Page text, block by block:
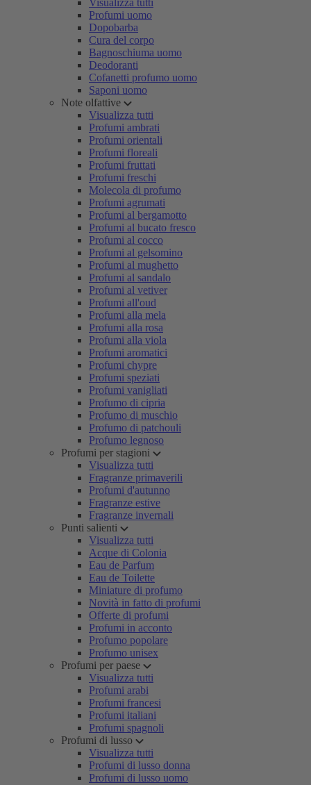
Visualizza tutti
Profumi uomo
Dopobarba
Cura del corpo
Bagnoschiuma uomo
Deodoranti
Cofanetti profumo uomo
Saponi uomo
Note olfattive
Visualizza tutti
Profumi ambrati
Profumi orientali
Profumi floreali
Profumi fruttati
Profumi freschi
Molecola di profumo
Profumi agrumati
Profumi al bergamotto
Profumi al bucato fresco
Profumi al cocco
Profumi al gelsomino
Profumi al mughetto
Profumi al sandalo
Profumi al vetiver
Profumi all'oud
Profumi alla mela
Profumi alla rosa
Profumi alla viola
Profumi aromatici
Profumi chypre
Profumi speziati
Profumi vanigliati
Profumo di cipria
Profumo di muschio
Profumo di patchouli
Profumo legnoso
Profumi per stagioni
Visualizza tutti
Fragranze primaverili
Profumi d'autunno
Fragranze estive
Fragranze invernali
Punti salienti
Visualizza tutti
Acque di Colonia
Eau de Parfum
Eau de Toilette
Miniature di profumo
Novità in fatto di profumi
Offerte di profumi
Profumi in acconto
Profumo popolare
Profumo unisex
Profumi per paese
Visualizza tutti
Profumi arabi
Profumi francesi
Profumi italiani
Profumi spagnoli
Profumi di lusso
Visualizza tutti
Profumi di lusso donna
Profumi di lusso uomo